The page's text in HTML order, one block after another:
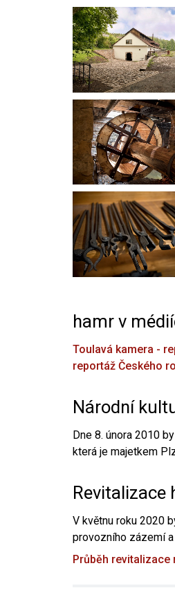
hamr v
Toulavá kamera -
reportáž Českého
Národní
Dne 8. února 2010
která je majetkem
Revitalizace
V květnu roku 2020
provozního zázemí
Průběh revitalizace